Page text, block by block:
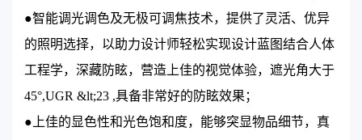
●智能调光调色及无极可调焦技术，提供了灵活、优异
的照明选择，以助力设计师轻松实现设计蓝图结合人体
工程学，深藏防眩，营造上佳的视觉体验，遮光角大于
45°,UGR &lt;23 ,具备非常好的防眩效果；
●上佳的显色性和光色饱和度，能够突显物品细节，真